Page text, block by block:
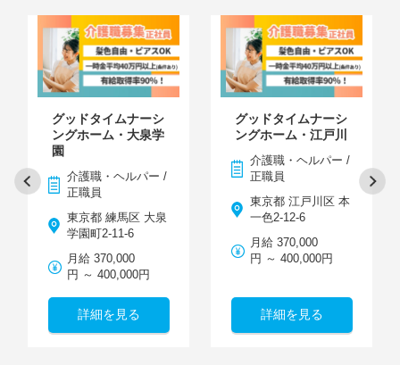
グッドタイムナーシ
ングホーム・大泉学
園
介護職・ヘルパー /
正職員
東京都 練馬区 大泉
学園町2-11-6
月給 370,000
円 ～ 400,000円
詳細を見る
グッドタイムナーシ
ングホーム・江戸川
介護職・ヘルパー /
正職員
東京都 江戸川区 本
一色2-12-6
月給 370,000
円 ～ 400,000円
詳細を見る